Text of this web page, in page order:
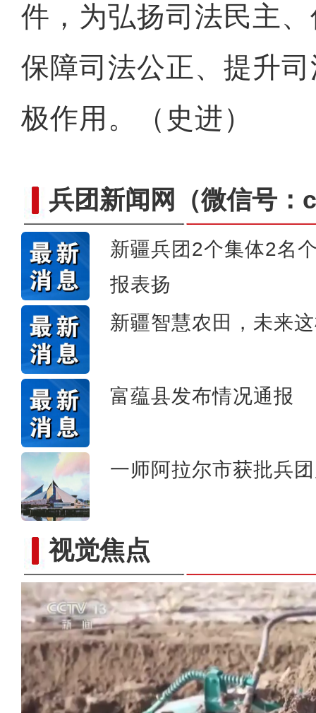
件，为弘扬司法民主
保障司法公正、提升
极作用。（史进）
兵团新闻网 （微信号
新疆兵团2个集体2名
报表扬
新疆智慧农田，未来
富蕴县发布情况通报
一师阿拉尔市获批兵
视觉焦点
新疆4000亩沙漠盐